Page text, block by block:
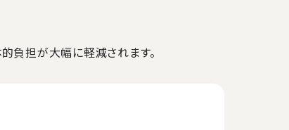
負担が大幅に軽減されます。